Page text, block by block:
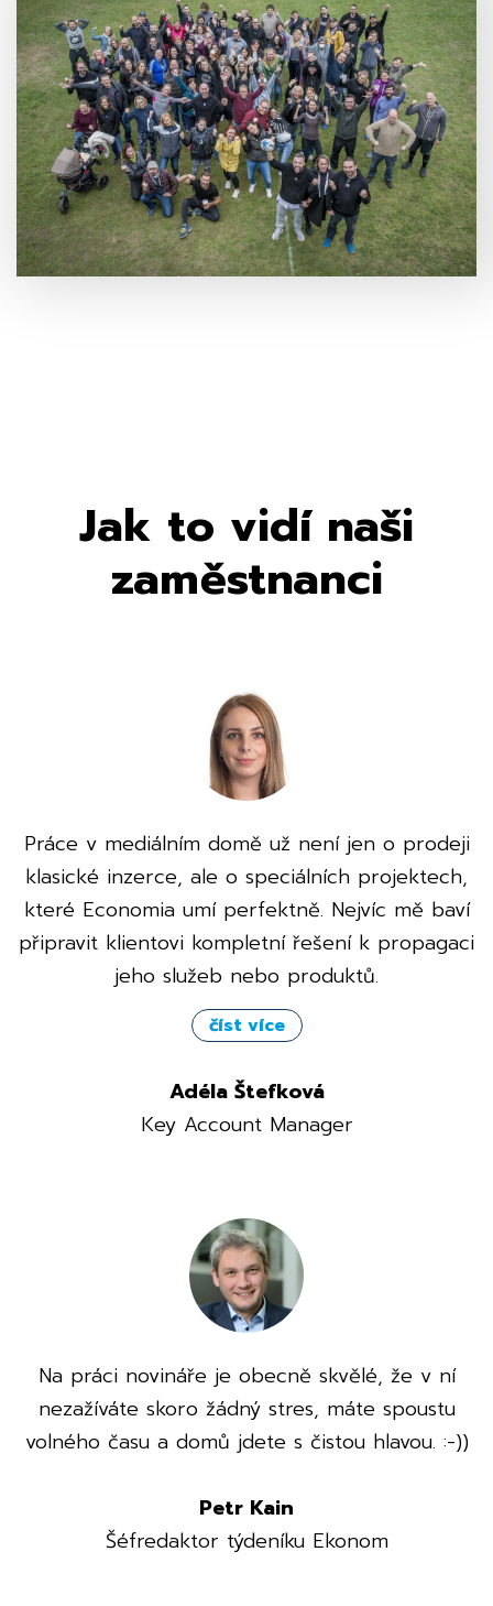
Jak to vidí naši
zaměstnanci
Práce v mediálním domě už není jen o prodeji
klasické inzerce, ale o speciálních projektech,
které Economia umí perfektně. Nejvíc mě baví
připravit klientovi kompletní řešení k propagaci
jeho služeb nebo produktů.
číst více
Adéla Štefková
Key Account Manager
Na práci novináře je obecně skvělé, že v ní
nezažíváte skoro žádný stres, máte spoustu
volného času a domů jdete s čistou hlavou. :-))
Petr Kain
Šéfredaktor týdeníku Ekonom